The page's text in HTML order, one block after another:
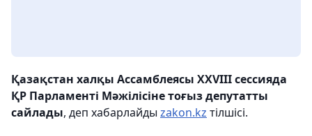
Қазақстан халқы Ассамблеясы XXVIII сессияда
ҚР Парламенті Мәжілісіне тоғыз депутатты
сайлады, деп хабарлайды zakon.kz тілшісі.